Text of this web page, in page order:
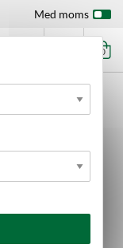
Med moms
0